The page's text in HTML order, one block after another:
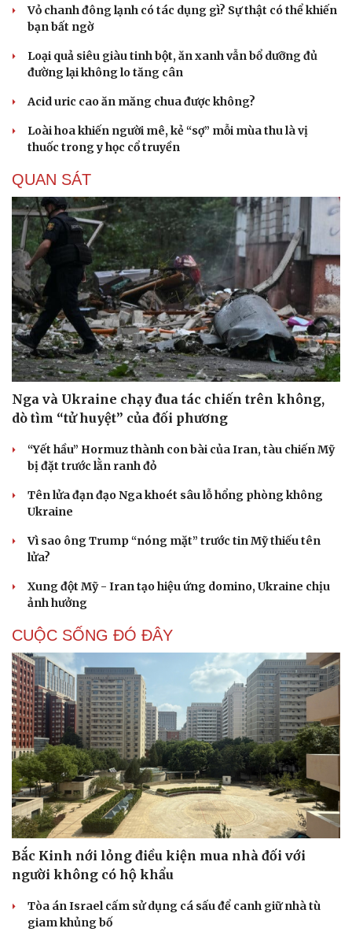
Hạt giống tâm hồn
Vỏ chanh đông lạnh có tác dụng gì? Sự thật có thể khiến
bạn bất ngờ
Loại quả siêu giàu tinh bột, ăn xanh vẫn bổ dưỡng đủ
đường lại không lo tăng cân
Acid uric cao ăn măng chua được không?
Loài hoa khiến người mê, kẻ “sợ” mỗi mùa thu là vị
thuốc trong y học cổ truyền
QUAN SÁT
Nga và Ukraine chạy đua tác chiến trên không,
dò tìm “tử huyệt” của đối phương
“Yết hầu” Hormuz thành con bài của Iran, tàu chiến Mỹ
bị đặt trước lằn ranh đỏ
Tên lửa đạn đạo Nga khoét sâu lỗ hổng phòng không
Ukraine
Vì sao ông Trump “nóng mặt” trước tin Mỹ thiếu tên
lửa?
Xung đột Mỹ - Iran tạo hiệu ứng domino, Ukraine chịu
ảnh hưởng
CUỘC SỐNG ĐÓ ĐÂY
Bắc Kinh nới lỏng điều kiện mua nhà đối với
người không có hộ khẩu
Tòa án Israel cấm sử dụng cá sấu để canh giữ nhà tù
giam khủng bố